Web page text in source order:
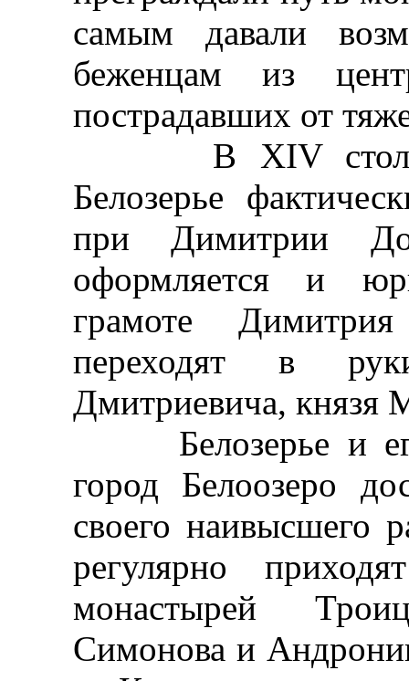
самым давали
беженцам из
пострадавших от
В XIV
Белозерье
при Димитрии
оформляется и
грамоте
переходят в
Дмитриевича, князя
Белозерье и
город Белоозеро
своего наивысшего
регулярно
монастырей
Симонова и